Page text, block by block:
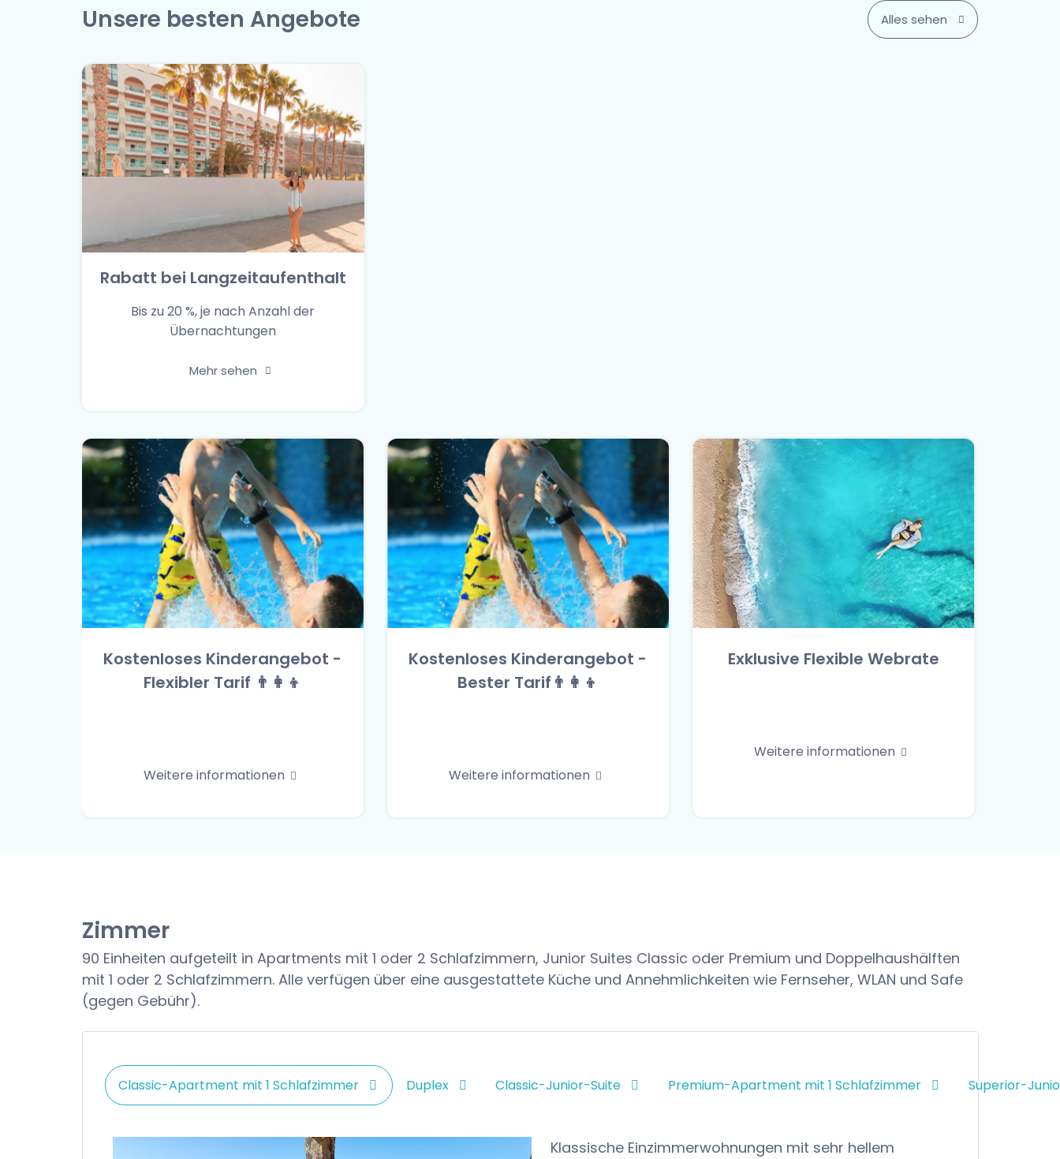
Unsere besten Angebote Alles sehen
Rabatt bei Langzeitaufenthalt
Bis zu 20 %, je nach Anzahl der
Übernachtungen
Mehr sehen
Kostenloses Kinderangebot -
Flexibler Tarif 👨‍👩‍👦
Weitere informationen
Kostenloses Kinderangebot -
Bester Tarif👨‍👩‍👦
Weitere informationen
Exklusive Flexible Webrate
Weitere informationen
Zimmer
90 Einheiten aufgeteilt in Apartments mit 1 oder 2 Schlafzimmern, Junior Suites Classic oder Premium und Doppelhaushälften
mit 1 oder 2 Schlafzimmern. Alle verfügen über eine ausgestattete Küche und Annehmlichkeiten wie Fernseher, WLAN und Safe
(gegen Gebühr).
Classic-Apartment mit 1 Schlafzimmer Duplex Classic-Junior-Suite Premium-Apartment mit 1 Schlafzimmer Superior-
Klassische Einzimmerwohnungen mit sehr hellem